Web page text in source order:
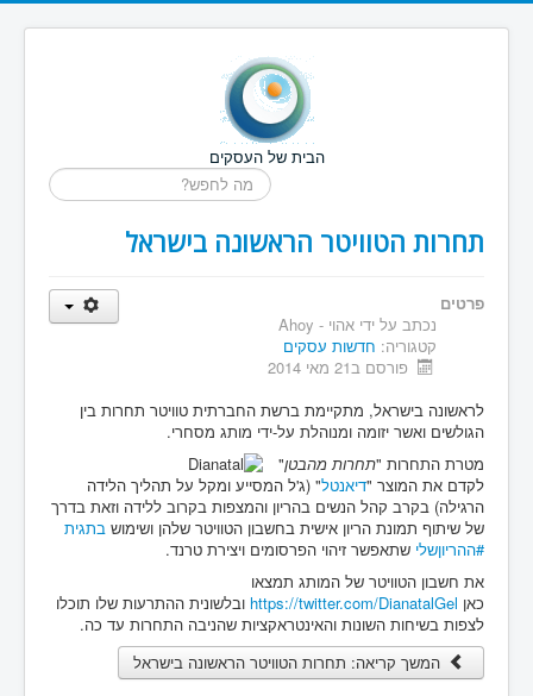
הבית של העסקים
חיפוש...
תחרות הטוויטר הראשונה בישראל
פרטים
נכתב על ידי אהוי - Ahoy
קטגוריה: חדשות עסקים
פורסם ב21 מאי 2014
לראשונה בישראל, מתקיימת ברשת החברתית טוויטר תחרות בין
הגולשים ואשר יזומה ומנוהלת על-ידי מותג מסחרי.
מטרת התחרות "תחרות מהבטן"
לקדם את המוצר "דיאנטל" (ג'ל המסייע ומקל על תהליך הלידה
הרגילה) בקרב קהל הנשים בהריון והמצפות בקרוב ללידה וזאת בדרך
של שיתוף תמונת הריון אישית בחשבון הטוויטר שלהן ושימוש בתגית
#ההריוןשלי שתאפשר זיהוי הפרסומים ויצירת טרנד.
את חשבון הטוויטר של המותג תמצאו
כאן https://twitter.com/DianatalGel ובלשונית ההתרעות שלו תוכלו
לצפות בשיחות השונות והאינטראקציות שהניבה התחרות עד כה.
המשך קריאה: תחרות הטוויטר הראשונה בישראל